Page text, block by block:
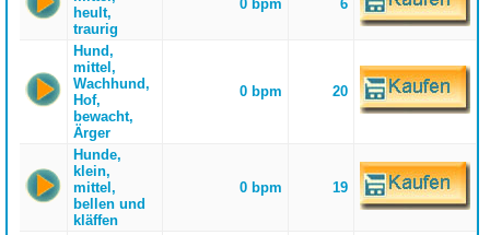
heult,
traurig
0 bpm 6
Hund,
mittel,
Wachhund,
Hof,
bewacht,
Ärger
0 bpm 20
Hunde,
klein,
mittel,
bellen und
kläffen
0 bpm 19